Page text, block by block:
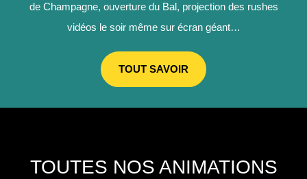
de Champagne, ouverture du Bal, projection des rushes
vidéos le soir même sur écran géant…
TOUT SAVOIR
TOUTES NOS ANIMATIONS